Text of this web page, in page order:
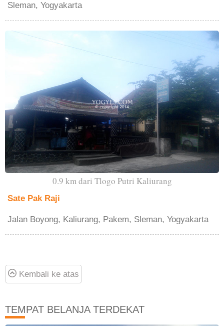
Sleman, Yogyakarta
0.9 km dari Tlogo Putri Kaliurang
Sate Pak Raji
Jalan Boyong, Kaliurang, Pakem, Sleman, Yogyakarta
Kembali ke atas
TEMPAT BELANJA TERDEKAT